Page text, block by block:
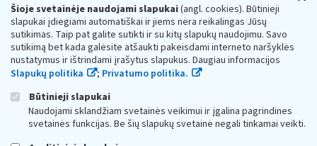
Šioje svetainėje naudojami slapukai(angl. cookies). Būtinieji
slapukai įdiegiami automatiškai ir jiems nėra reikalingas Jūsų
sutikimas. Taip pat galite sutikti ir su kitų slapukų naudojimu. Savo
sutikimą bet kada galėsite atšaukti pakeisdami interneto naršyklės
nustatymus ir ištrindami įrašytus slapukus. Daugiau informacijos
Slapukų politika
; Privatumo politika.
Būtinieji slapukai
Naudojami sklandžiam svetainės veikimui ir įgalina pagrindines
svetainės funkcijas. Be šių slapukų svetainė negali tinkamai veikti.
Respublikos finansų ministerijos
Biudžetinė įstaiga. Juridinio asmens kodas — 188659752,
adresas: Vasario 16-osios g. 14, 01107 Vilnius, Lietuva, el.paštas:
vmi@vmi.lt, E. pristatymo dėžutės adresas 188659752
Duomenys apie Valstybinę mokesčių inspekciją prie Lietuvos
Respublikos finansų ministerijos kaupiami ir saugomi Juridinių